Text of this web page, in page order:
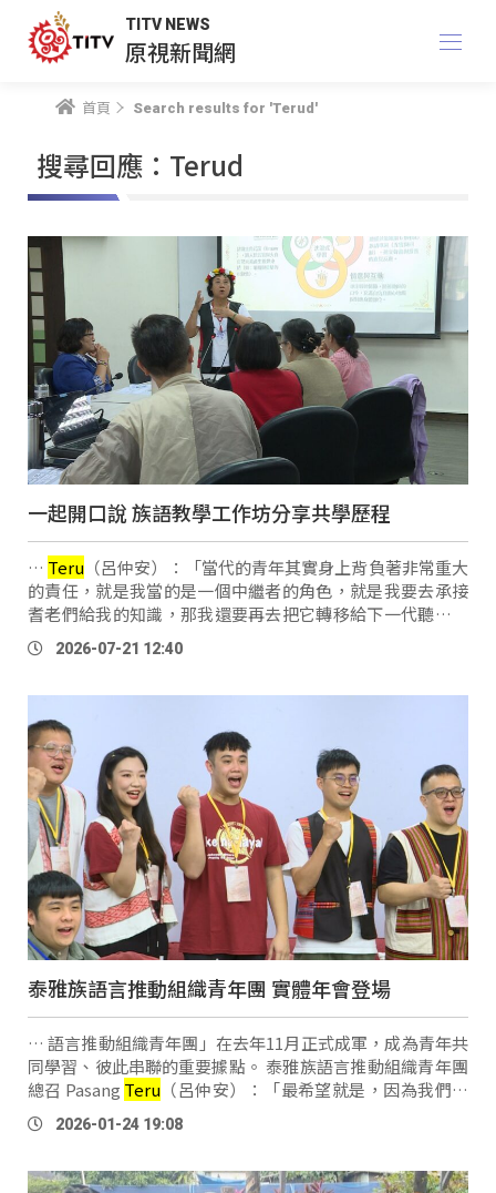
TITV NEWS
原視新聞網
首頁 Search results for 'Terud'
搜尋回應：Terud
一起開口說 族語教學工作坊分享共學歷程
… Teru （呂仲安）：「當代的青年其實身上背負著非常重大
的責任，就是我當的是一個中繼者的角色，就是我要去承接
耆老們給我的知識，那我還要再去把它轉移給下一代聽，在
我們泰雅青年團有一個很重要的概念，是共長，這個共長就
是說，在學習族語 …
2026-07-21 12:40
泰雅族語言推動組織青年團 實體年會登場
… 語言推動組織青年團」在去年11月正式成軍，成為青年共
同學習、彼此串聯的重要據點。​ 泰雅族語言推動組織青年團
總召 Pasang Teru （呂仲安）：「最希望就是，因為我們、
大家都有一個共識，是一個人去做這一些事情，其實是很累
的，最主要能夠讓大家集結在一 …
2026-01-24 19:08